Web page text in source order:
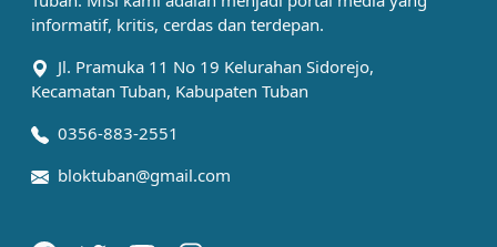
informatif, kritis, cerdas dan terdepan.
Jl. Pramuka 11 No 19 Kelurahan Sidorejo,
Kecamatan Tuban, Kabupaten Tuban
0356-883-2551
bloktuban@gmail.com